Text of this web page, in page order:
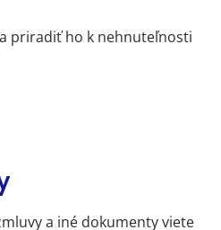
priradiť ho k nehnuteľnosti
a iné dokumenty viete